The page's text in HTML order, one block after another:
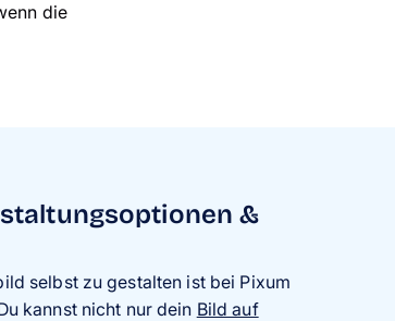
die
&
selbst zu gestalten ist bei Pixum
kannst nicht nur dein Bild auf